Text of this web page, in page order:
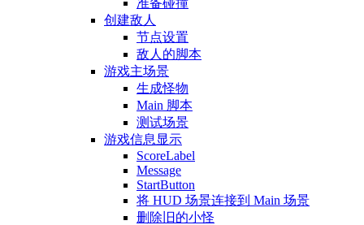
准备碰撞
创建敌人
节点设置
敌人的脚本
游戏主场景
生成怪物
Main 脚本
测试场景
游戏信息显示
ScoreLabel
Message
StartButton
将 HUD 场景连接到 Main 场景
删除旧的小怪